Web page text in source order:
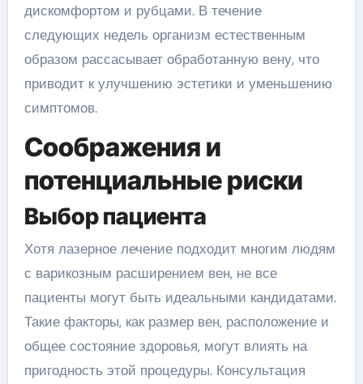
дискомфортом и рубцами. В течение
следующих недель организм естественным
образом рассасывает обработанную вену, что
приводит к улучшению эстетики и уменьшению
симптомов.
Соображения и
потенциальные риски
Выбор пациента
Хотя лазерное лечение подходит многим людям
с варикозным расширением вен, не все
пациенты могут быть идеальными кандидатами.
Такие факторы, как размер вен, расположение и
общее состояние здоровья, могут влиять на
пригодность этой процедуры. Консультация